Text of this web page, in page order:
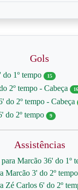
Gols
1º tempo 15
2º tempo - Cabeça 16
do 2º tempo - Cabeça
do 2º tempo 9
Assistências
Marcão 36' do 1º
Marcão 3' do 2º tempo
Zé Carlos 6' do 2º